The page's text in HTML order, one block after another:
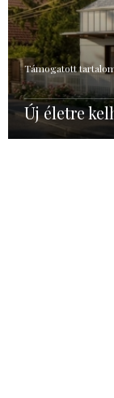
Támogatott
Új életre